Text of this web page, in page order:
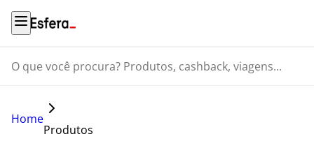
O que você procura? Produtos, cashback, viagens...
Home
Produtos